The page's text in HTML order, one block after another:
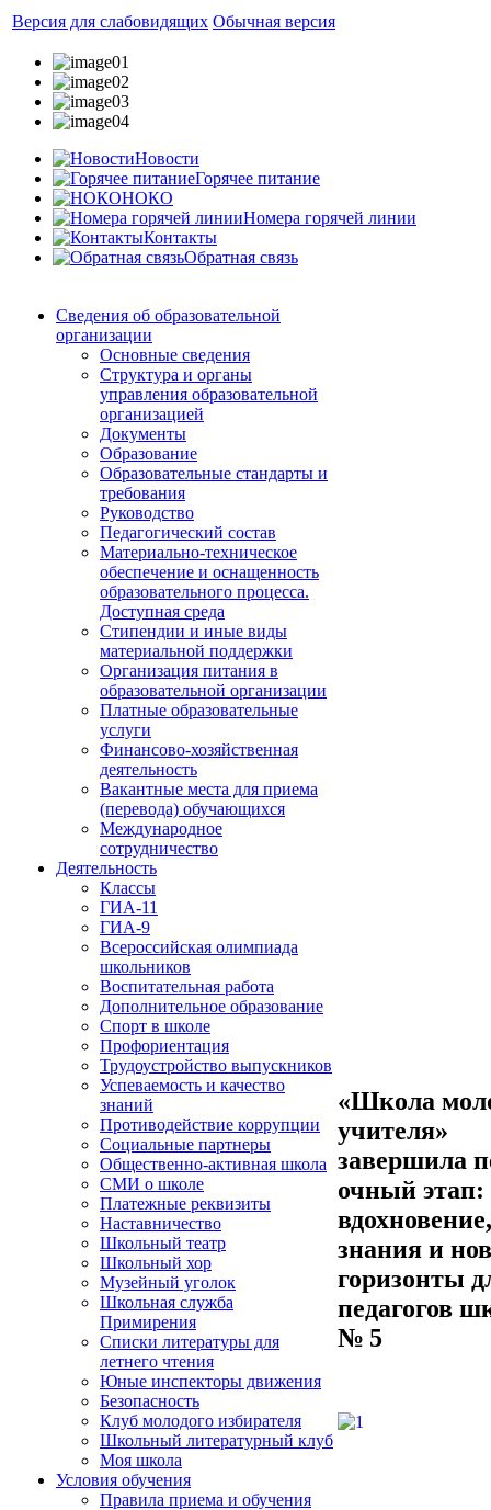
Версия для слабовидящих Обычная версия
Новости
Горячее питание
НОКО
Номера горячей линии
Контакты
Обратная связь
Сведения об образовательной
организации
Основные сведения
Структура и органы
управления образовательной
организацией
Документы
Образование
Образовательные стандарты и
требования
Руководство
Педагогический состав
Материально-техническое
обеспечение и оснащенность
образовательного процесса.
Доступная среда
Стипендии и иные виды
материальной поддержки
Организация питания в
образовательной организации
Платные образовательные
услуги
Финансово-хозяйственная
деятельность
Вакантные места для приема
(перевода) обучающихся
Международное
сотрудничество
Деятельность
Классы
ГИА-11
ГИА-9
Всероссийская олимпиада
школьников
Воспитательная работа
Дополнительное образование
Спорт в школе
Профориентация
Трудоустройство выпускников
Успеваемость и качество
знаний
Противодействие коррупции
Социальные партнеры
Общественно-активная школа
СМИ о школе
Платежные реквизиты
Наставничество
Школьный театр
Школьный хор
Музейный уголок
Школьная служба
Примирения
Списки литературы для
летнего чтения
Юные инспекторы движения
Безопасность
Клуб молодого избирателя
Школьный литературный клуб
Моя школа
Условия обучения
Правила приема и обучения
«Школа
учителя»
завершила
очный этап:
вдохновение,
знания и
горизонты
педагогов
№ 5